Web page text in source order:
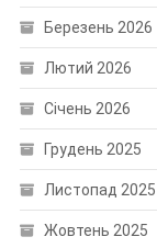
Березень 2026
Лютий 2026
Січень 2026
Грудень 2025
Листопад 2025
Жовтень 2025